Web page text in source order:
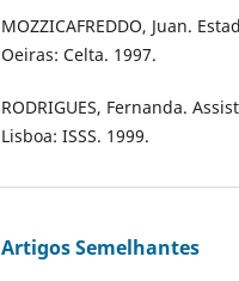
MOZZICAFREDDO, Juan.
Oeiras: Celta. 1997.
RODRIGUES, Fernanda.
Lisboa: ISSS. 1999.
Artigos Semelhantes